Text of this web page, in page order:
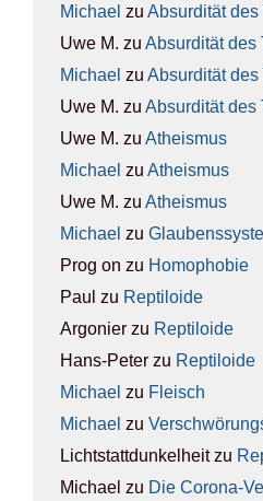
Michael zu Absur­di­tät
Uwe M. zu Absur­di­tät des
Michael zu Absur­di­tät
Uwe M. zu Absur­di­tät des
Uwe M. zu Athe­is­mus
Michael zu Athe­is­mus
Uwe M. zu Athe­is­mus
Michael zu
Prog on zu Homo­pho­bie
Paul zu Rep­ti­lo­ide
Argonier zu Rep­ti­lo­ide
Hans-Peter zu Rep­ti­lo­ide
Michael zu Fleisch
Michael zu
Lichtstattdunkelheitzu
Michael zu Die Coro­na-